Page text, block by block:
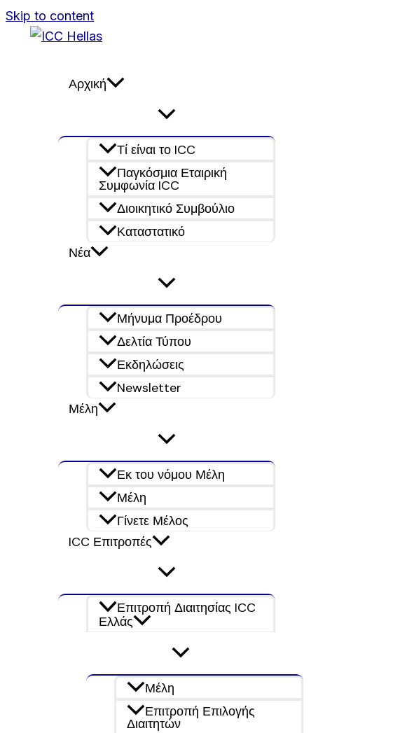
Skip to content
Αρχική
Τί είναι το ICC
Παγκόσμια Εταιρική
Συμφωνία ICC
Διοικητικό Συμβούλιο
Καταστατικό
Νέα
Μήνυμα Προέδρου
Δελτία Τύπου
Εκδηλώσεις
Newsletter
Μέλη
Εκ του νόμου Μέλη
Μέλη
Γίνετε Μέλος
ICC Επιτροπές
Επιτροπή Διαιτησίας ICC
Ελλάς
Μέλη
Επιτροπή Επιλογής
Διαιτητών